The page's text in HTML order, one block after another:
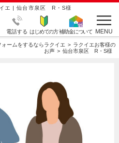
エ | 仙台市泉区 R・S様
電話する はじめての方補助金について MENU
ームをするならラクイエ
ラクイエお客様の
お声
仙台市泉区 R・S様